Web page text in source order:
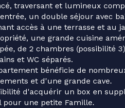
Valeurs
de salle de bains
de cuisine
traversant et lumineux
un double séjour avec
accès à une terrasse et au
une grande cuisine
de 2 chambres (possibilité
et WC séparés.
bénéficie de
et d'une grande cave.
d'acquérir un box en
pour une petite Famille.